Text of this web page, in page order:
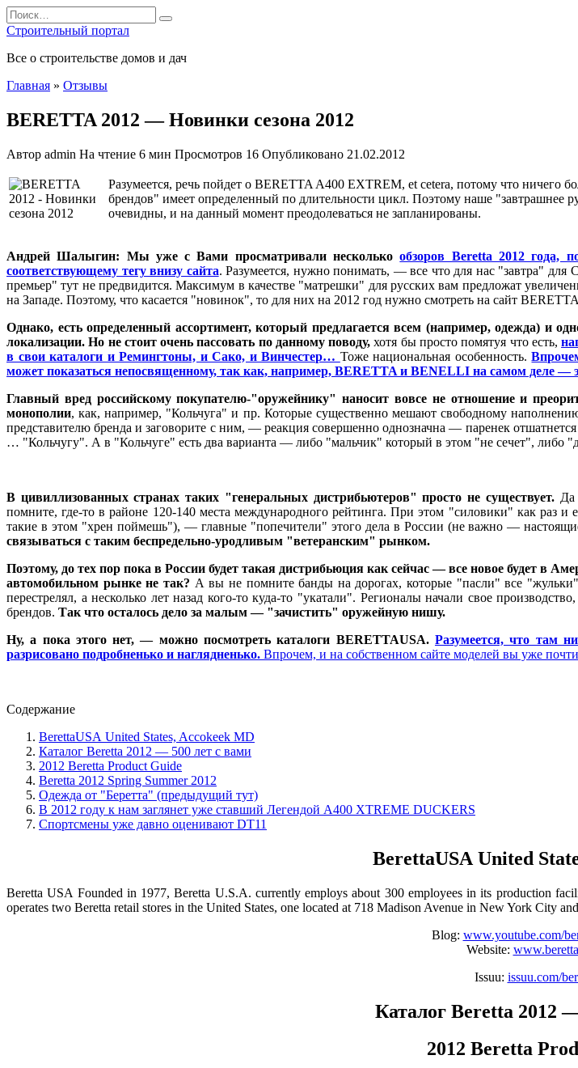
Перейти
к
содержанию
Search
for:
Строительный портал
Все о строительстве домов и дач
Главная » Отзывы
BERETTA 2012 — Новинки сезона 2012
Автор admin На чтение 6 мин Просмотров 16 Опубликовано 21.02.2012
Разумеется, речь пойдет о BERETTA A400 EXTREM, et cetera, потому что ничего
брендов" имеет определенный по длительности цикл. Поэтому наше "завтрашнее
очевидны, и на данный момент преодолеваться не запланированы.
Андрей Шалыгин: Мы уже с Вами просматривали несколькообзоров Beretta 2012 года,
соответствующему тегу внизу сайта. Разумеется, нужно понимать, — все что для нас "завтра"
премьер" тут не предвидится. Максимум в качестве "матрешки" для русских вам предложат
на Западе. Поэтому, что касается "новинок", то для них на 2012 год нужно смотреть на сайт
Однако, есть определенный ассортимент, который предлагается всем (например, одежда) и
локализации. Но не стоит очень пассовать по данному поводу, хотя бы просто помятуя что есть,
в свои каталоги и Ремингтоны, и Сако, и Винчестер… Тоже национальная особенность.
может показаться непосвященному, так как, например, BERETTA и BENELLI на самом деле —
Главный вред российскому покупателю-"оружейнику" наносит вовсе не отношение и
монополии, как, например, "Кольчуга" и пр. Которые существенно мешают свободному
представителю бренда и заговорите с ним, — реакция совершенно однозначна — паренек
… "Кольчугу". А в "Кольчуге" есть два варианта — либо "мальчик" который в этом "не сечет", либо
В цивиллизованных странах таких "генеральных дистрибьютеров" просто не существует. Да
помните, где-то в районе 120-140 места международного рейтинга. При этом "силовики" как раз
такие в этом "хрен поймешь"), — главные "попечители" этого дела в России (не важно —
связываться с таким беспредельно-уродливым "ветеранским" рынком.
Поэтому, до тех пор пока в России будет такая дистрибьюция как сейчас — все новое будет в
автомобильном рынке не так? А вы не помните банды на дорогах, которые "пасли" все
перестрелял, а несколько лет назад кого-то куда-то "укатали". Регионалы начали свое
брендов. Так что осталось дело за малым — "зачистить" оружейную нишу.
Ну, а пока этого нет, — можно посмотреть каталоги BERETTAUSA. Разумеется, что там
разрисовано подробненько и наглядненько. Впрочем, и на собственном сайте моделей вы уже почти
Содержание
BerettaUSA United States, Accokeek MD
Каталог Beretta 2012 — 500 лет с вами
2012 Beretta Product Guide
Beretta 2012 Spring Summer 2012
Одежда от "Беретта" (предыдущий тут)
В 2012 году к нам заглянет уже ставший Легендой А400 XTREME DUCKERS
Спортсмены уже давно оценивают DT11
BerettaUSA United
Beretta USA Founded in 1977, Beretta U.S.A. currently employs about 300 employees in its production
operates two Beretta retail stores in the United States, one located at 718 Madison Avenue in New York City
Blog: www.youtube.com/
Website:
Issuu: issuu.com/
Каталог Beretta 2012
2012 Beretta